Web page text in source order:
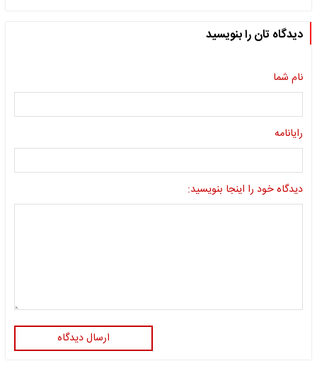
دیدگاه تان را بنویسید
نام شما
رایانامه
دیدگاه خود را اینجا بنویسید:
ارسال دیدگاه